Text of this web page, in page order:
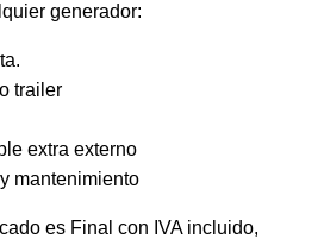
generador:
trailer
extra externo
mantenimiento
es Final con IVA incluido,